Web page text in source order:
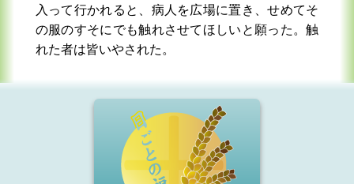
入って行かれると、病人を広場に置き、せめてそ
の服のすそにでも触れさせてほしいと願った。触
れた者は皆いやされた。